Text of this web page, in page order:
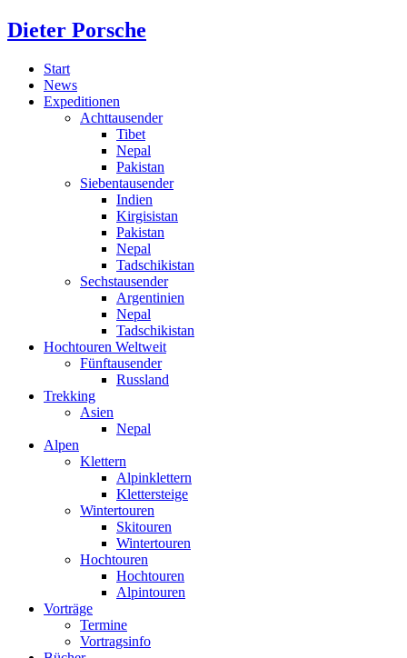
Dieter Porsche
Start
News
Expeditionen
Achttausender
Tibet
Nepal
Pakistan
Siebentausender
Indien
Kirgisistan
Pakistan
Nepal
Tadschikistan
Sechstausender
Argentinien
Nepal
Tadschikistan
Hochtouren Weltweit
Fünftausender
Russland
Trekking
Asien
Nepal
Alpen
Klettern
Alpinklettern
Klettersteige
Wintertouren
Skitouren
Wintertouren
Hochtouren
Hochtouren
Alpintouren
Vorträge
Termine
Vortragsinfo